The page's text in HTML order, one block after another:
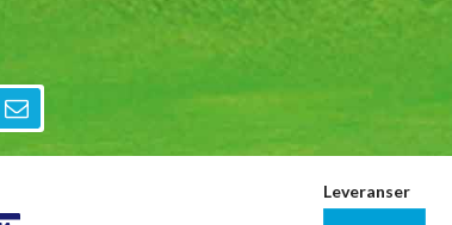
Leveranser